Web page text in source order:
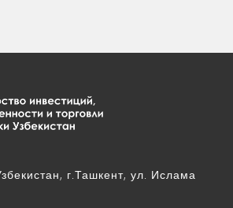
г.Ташкент, ул. Ислама